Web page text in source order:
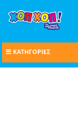
ΚΑΤΗΓΟΡΙΕΣ